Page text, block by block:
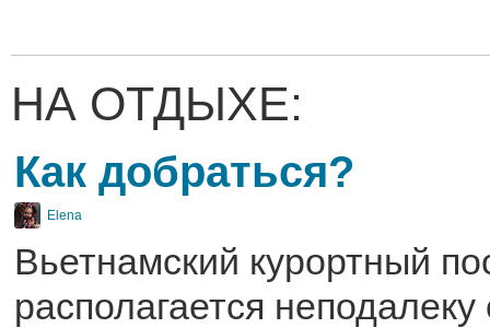
НА ОТДЫХЕ:
Как добраться?
Elena
Вьетнамский курортный
располагается